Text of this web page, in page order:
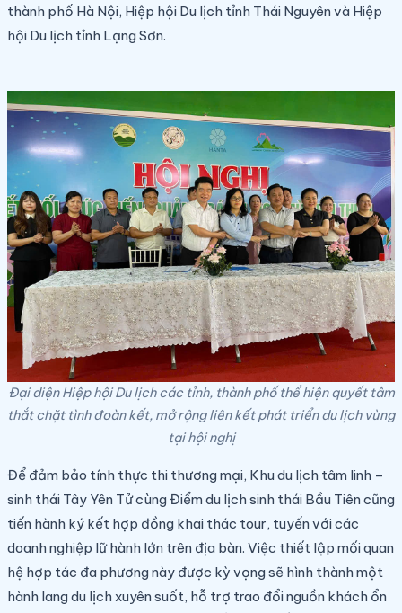
thành phố Hà Nội, Hiệp hội Du lịch tỉnh Thái Nguyên và Hiệp
hội Du lịch tỉnh Lạng Sơn.
Đại diện Hiệp hội Du lịch các tỉnh, thành phố thể hiện quyết tâm
thắt chặt tình đoàn kết, mở rộng liên kết phát triển du lịch vùng
tại hội nghị
Để đảm bảo tính thực thi thương mại, Khu du lịch tâm linh –
sinh thái Tây Yên Tử cùng Điểm du lịch sinh thái Bầu Tiên cũng
tiến hành ký kết hợp đồng khai thác tour, tuyến với các
doanh nghiệp lữ hành lớn trên địa bàn. Việc thiết lập mối quan
hệ hợp tác đa phương này được kỳ vọng sẽ hình thành một
hành lang du lịch xuyên suốt, hỗ trợ trao đổi nguồn khách ổn